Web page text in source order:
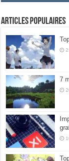
Articles populaires
7